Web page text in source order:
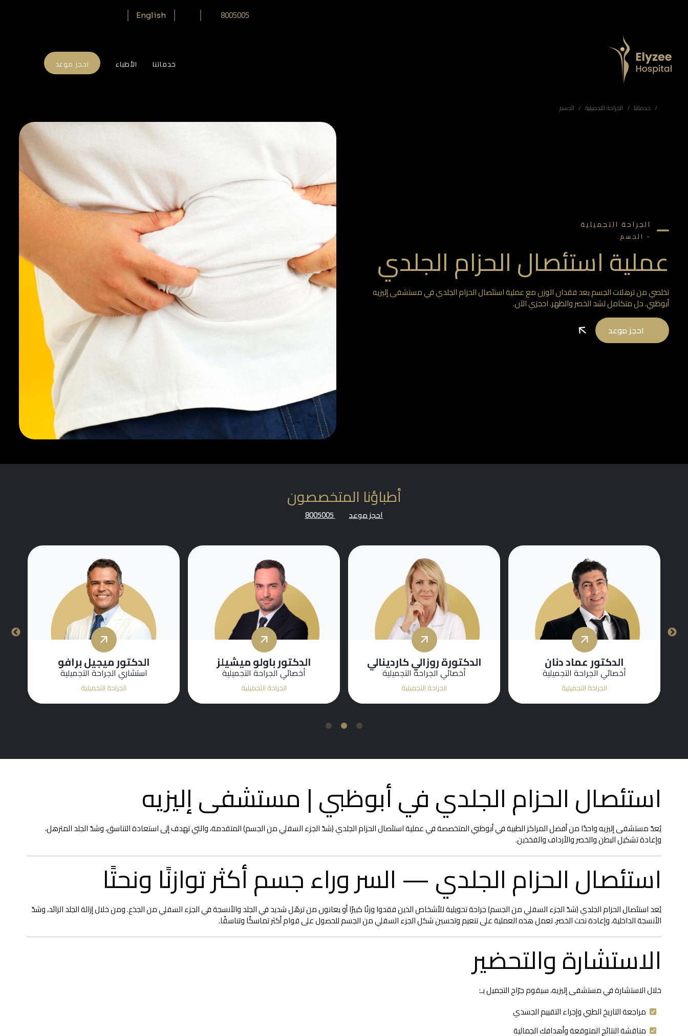
8005005‎
English
خدماتنا الأطباء احجز موعد
خدماتنا الجراحة التجميلية الجسم
الجراحة التجميلية
- الجسم
عملية استئصال الحزام الجلدي
تخلصي من ترهلات الجسم بعد فقدان الوزن مع عملية استئصال الحزام الجلدي في مستشفى إليزيه
أبوظبي. حل متكامل لشد الخصر والظهر. احجزي الآن.
احجز موعد
أطباؤنا المتخصصون
احجز موعد 8005005
الدكتور عماد دنان
أخصائي الجراحة التجميلية
الجراحة التجميلية
الدكتورة روزالي كاردينالي
أخصائي الجراحة التجميلية
الجراحة التجميلية
الدكتور باولو ميشيلز
أخصائي الجراحة التجميلية
الجراحة التجميلية
الدكتور ميجيل برافو
استشاري الجراحة التجميلية
الجراحة التجميلية
1
2
3
استئصال الحزام الجلدي في أبوظبي | مستشفى إليزيه
يُعدّ مستشفى إليزيه واحدًا من أفضل المراكز الطبية في أبوظبي المتخصصة في عملية استئصال الحزام الجلدي (شدّ الجزء السفلي من الجسم) المتقدمة، والتي تهدف إلى استعادة التناسق، وشدّ الجلد المترهل،
وإعادة تشكيل البطن والخصر والأرداف والفخذين.
استئصال الحزام الجلدي — السر وراء جسم أكثر توازنًا ونحتًا
يُعد استئصال الحزام الجلدي (شدّ الجزء السفلي من الجسم) جراحة تحويلية للأشخاص الذين فقدوا وزنًا كبيرًا أو يعانون من ترهّل شديد في الجلد والأنسجة في الجزء السفلي من الجذع. ومن خلال إزالة الجلد الزائد، وشدّ
الأنسجة الداخلية، وإعادة نحت الخصر، تعمل هذه العملية على تنعيم وتحسين شكل الجزء السفلي من الجسم للحصول على قوام أكثر تماسكًا وتناسقًا.
الاستشارة والتحضير
خلال الاستشارة في مستشفى إليزيه، سيقوم جرّاح التجميل بـ:
مراجعة التاريخ الطبي وإجراء التقييم الجسدي
مناقشة النتائج المتوقعة وأهدافك الجمالية